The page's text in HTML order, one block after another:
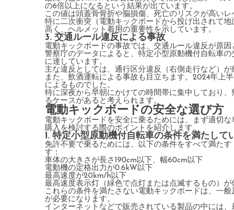
の6倍以上になるという結果が出ています。
この値は頭蓋骨骨折や脳損傷、死亡のリスクが高いレ
特に二次衝突（電動キックボードから投げ出されて
高く、ヘルメット着用の重要性を示しています。
3. 交通ルール違反による事故
電動キックボードの事故では、交通ルール違反が原因
警察庁のデータによると、特定小型原動機付自転車
に達しています。
主な違反としては、通行区分違反（右側走行など）が
また、飲酒運転による事故も目立ちます。2024年上
によるものでした。
特に深夜から早朝にかけての時間帯に集中しており
るケースがあると考えられます。
電動キックボードの安全な選び方
電動キックボードを安全に乗るためには、まず適切な
購入を検討する際のポイントを紹介します。
1. 特定小型原動機付自転車の条件を満たして
免許不要で乗るためには、以下の条件をすべて満た
す：
車体の大きさが長さ190cm以下、幅60cm以下
電動機の定格出力が0.6kW以下
最高速度が20km/h以下
最高速度表示灯（緑色で点灯または点滅するもの）が
これらの条件を満たさない電動キックボードは、一
が必要になります。
インターネットなどで販売されている製品の中には